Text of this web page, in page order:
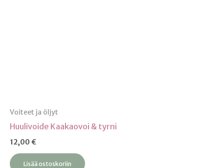
Voiteet ja öljyt
Huulivoide Kaakaovoi & tyrni
12,00 €
Lisää ostoskoriin